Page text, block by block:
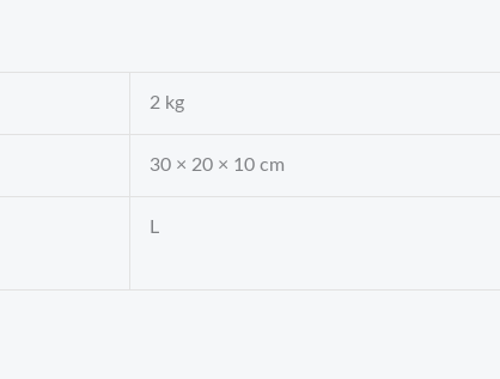
2 kg
30 × 20 × 10 cm
L